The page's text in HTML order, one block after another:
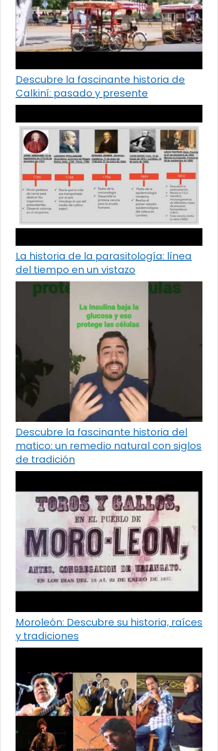
Descubre la fascinante historia de
Calkiní: pasado y presente
La historia de la parasitología: línea
del tiempo en un vistazo
Descubre la fascinante historia del
matico: un remedio natural con siglos
de tradición
Moroleón: Descubre su historia, raíces
y tradiciones